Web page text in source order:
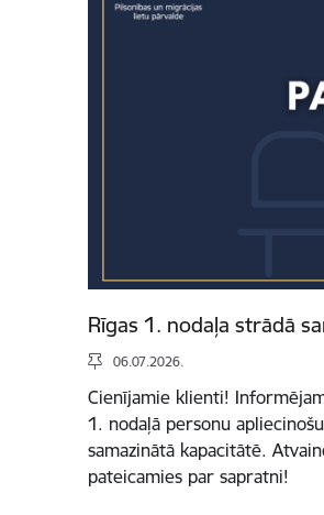
Rīgas 1. nodaļa strādā
06.07.2026.
Cienījamie klienti!
1. nodaļā personu
samazinātā kapacitātē.
pateicamies par sapratni!